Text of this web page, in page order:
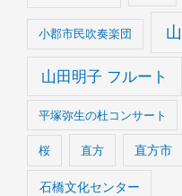
小郡市民吹奏楽団
山田明子 フルート
平塚弥生の杜コンサート
桜 直方 直方市
石橋文化センター